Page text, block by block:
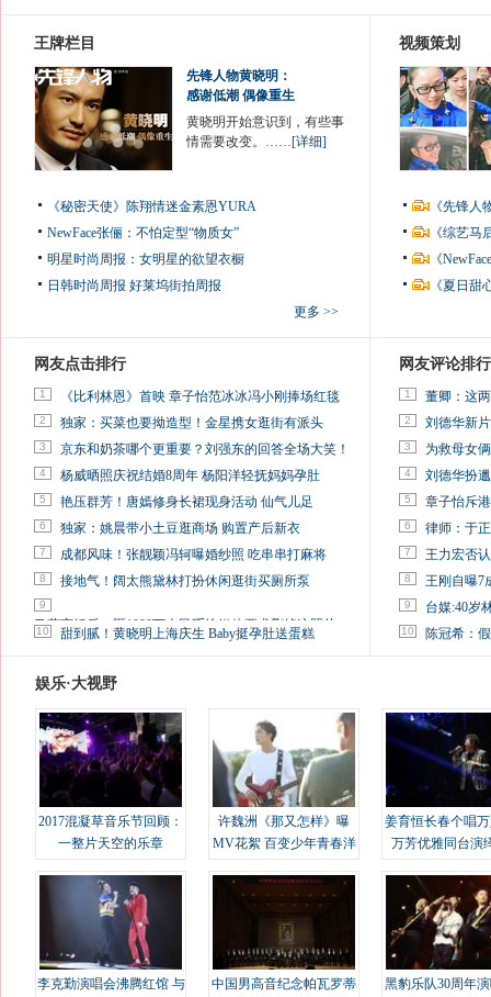
王牌栏目
先锋人物黄晓明：
感谢低潮 偶像重生
黄晓明开始意识到，有些事
情需要改变。……[详细]
《秘密天使》陈翔情迷金素恩YURA
NewFace张俪：不怕定型“物质女”
明星时尚周报：女明星的欲望衣橱
日韩时尚周报 好莱坞街拍周报
更多 >>
视频策划
《先锋
《综艺
《
《夏日
网友点击排行
1 《比利林恩》首映 章子怡范冰冰冯小刚捧场红毯
2 独家：买菜也要拗造型！金星携女逛街有派头
3 京东和奶茶哪个更重要？刘强东的回答全场大笑！
4 杨威晒照庆祝结婚8周年 杨阳洋轻抚妈妈孕肚
5 艳压群芳！唐嫣修身长裙现身活动 仙气儿足
6 独家：姚晨带小土豆逛商场 购置产后新衣
7 成都风味！张靓颖冯轲曝婚纱照 吃串串打麻将
8 接地气！阔太熊黛林打扮休闲逛街买厕所泵
9
马蓉离婚后，砸1000万人民币给媒体要求删掉这照片
10 甜到腻！黄晓明上海庆生 Baby挺孕肚送蛋糕
网友评论排行
1 董卿：这
2 刘德华新
3 为救母女
4 刘德华扮
5 章子怡斥
6 律师：于
7 王力宏否
8 王刚自曝7
9 台媒:40岁
10 陈冠希：
娱乐·大视野
2017混凝草音乐节回顾：
一整片天空的乐章
许魏洲《那又怎样》曝
MV花絮 百变少年青春洋
姜育恒长春个唱
万芳优雅同台演
李克勤演唱会沸腾红馆 与
中国男高音纪念帕瓦罗蒂
黑豹乐队30周年